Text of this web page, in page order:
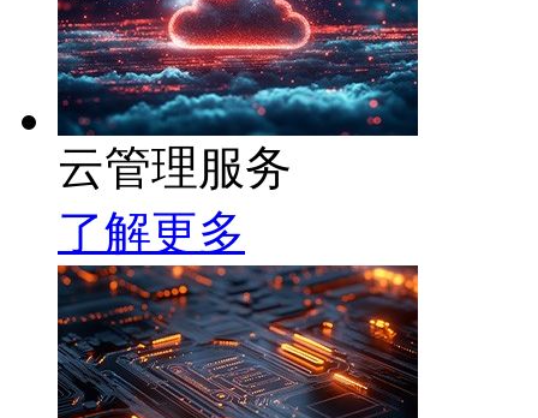
云管理服务
了解更多